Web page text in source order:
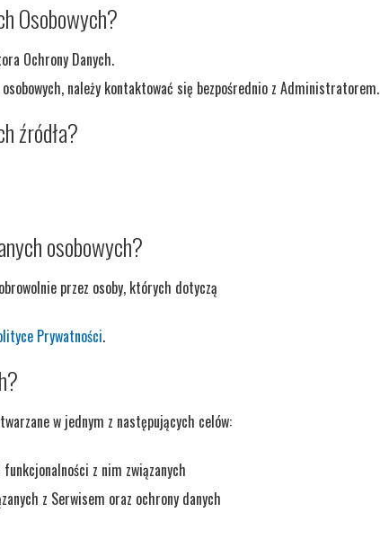
Osobowych?
Ochrony Danych.
należy kontaktować się bezpośrednio z Administratorem.
źródła?
osobowych?
przez osoby, których dotyczą
Prywatności.
w jednym z następujących celów:
z nim związanych
z Serwisem oraz ochrony danych